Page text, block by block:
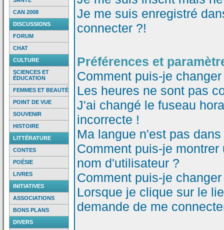
CAN 2008
DISCUSSIONS
FORUM
CHAT
CULTURE
SCIENCES ET
ÉDUCATION
FEMMES ET BEAUTÉ
POINT DE VUE
SOUVENIR
HISTOIRE
LITTÉRATURE
CONTES
POÉSIE
LIVRES
INITIATIVES
ASSOCIATIONS
BONS PLANS
DIVERS
Je me suis enregistré
connecter ?!
Préférences et
Comment puis-je
Les heures ne sont pas
J'ai changé le fuseau
incorrecte !
Ma langue n'est pas
Comment puis-je
nom d'utilisateur ?
Comment puis-je
Lorsque je clique sur le
demande de me